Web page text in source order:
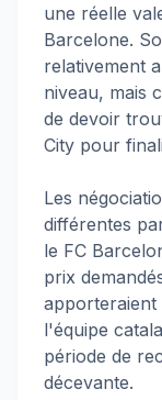
une réelle
Barcelone.
relativement
niveau, mais
de devoir
City pour
Les
différentes
le FC
prix
apporteraient
l'équipe
période de
décevante.